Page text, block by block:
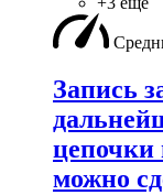
Запись
цепочки
можно